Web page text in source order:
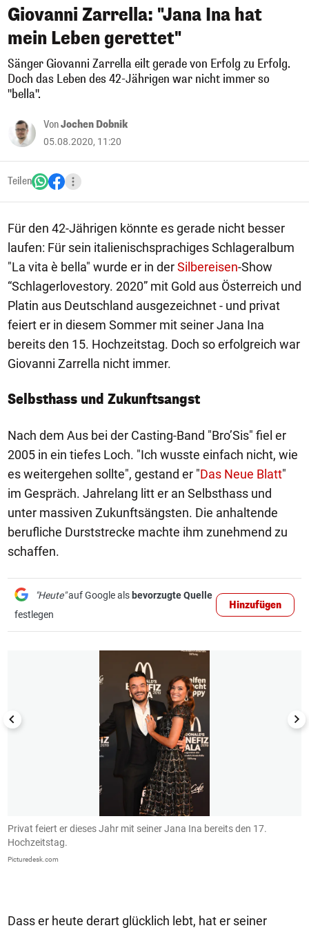
Giovanni Zarrella: "Jana Ina hat
mein Leben gerettet"
Sänger Giovanni Zarrella eilt gerade von Erfolg zu Erfolg.
Doch das Leben des 42-Jährigen war nicht immer so
"bella".
VonJochen Dobnik
05.08.2020, 11:20
Teilen
Für den 42-Jährigen könnte es gerade nicht besser
laufen: Für sein italienischsprachiges Schlageralbum
"La vita è bella" wurde er in derSilbereisen-Show
“Schlagerlovestory. 2020” mit Gold aus Österreich und
Platin aus Deutschland ausgezeichnet - und privat
feiert er in diesem Sommer mit seiner Jana Ina
bereits den 15. Hochzeitstag. Doch so erfolgreich war
Giovanni Zarrella nicht immer.
Selbsthass und Zukunftsangst
Nach dem Aus bei der Casting-Band "Bro’Sis" fiel er
2005 in ein tiefes Loch. "Ich wusste einfach nicht, wie
es weitergehen sollte", gestand er "Das Neue Blatt"
im Gespräch. Jahrelang litt er an Selbsthass und
unter massiven Zukunftsängsten. Die anhaltende
berufliche Durststrecke machte ihm zunehmend zu
schaffen.
"Heute"auf Google als bevorzugte Quelle
festlegen
Hinzufügen
1/10
Privat feiert er dieses Jahr mit seiner Jana Ina bereits den 17.
Hochzeitstag.
Picturedesk.com
Dass er heute derart glücklich lebt, hat er seiner